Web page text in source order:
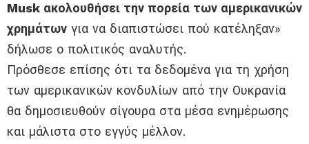
Musk ακολουθήσει την πορεία των αμερικανικών
χρημάτων για να διαπιστώσει πού κατέληξαν»
δήλωσε ο πολιτικός αναλυτής.
Πρόσθεσε επίσης ότι τα δεδομένα για τη χρήση
των αμερικανικών κονδυλίων από την Ουκρανία
θα δημοσιευθούν σίγουρα στα μέσα ενημέρωσης
και μάλιστα στο εγγύς μέλλον.